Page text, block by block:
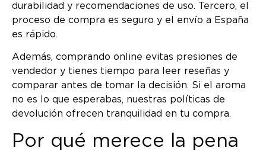
durabilidad y recomendaciones de uso. Tercero, el
proceso de compra es seguro y el envío a España
es rápido.
Además, comprando online evitas presiones de
vendedor y tienes tiempo para leer reseñas y
comparar antes de tomar la decisión. Si el aroma
no es lo que esperabas, nuestras políticas de
devolución ofrecen tranquilidad en tu compra.
Por qué merece la pena